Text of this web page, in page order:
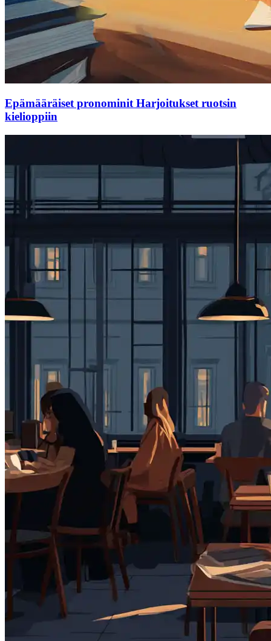
Epämääräiset pronominit Harjoitukset ruotsin
kielioppiin